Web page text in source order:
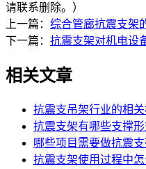
请联系删除。）
上一篇： 综合管廊抗震支架
下一篇： 抗震支架对机电设
相关文章
抗震支吊架行业的相
抗震支架有哪些支撑
哪些项目需要做抗震支
抗震支架使用过程中